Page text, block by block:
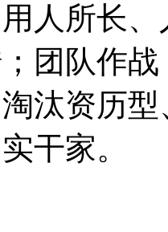
所长、
队作战；
淘汰资历
干家。